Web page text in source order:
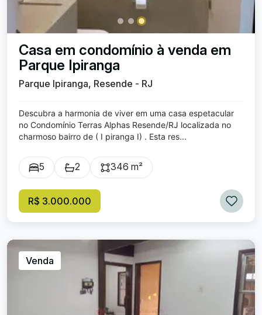
Casa em condomínio à venda em
Parque Ipiranga
Parque Ipiranga, Resende - RJ
Descubra a harmonia de viver em uma casa espetacular
no Condomínio Terras Alphas Resende/RJ localizada no
charmoso bairro de ( I piranga I) . Esta res...
5 2 346 m²
R$ 3.000.000
Venda